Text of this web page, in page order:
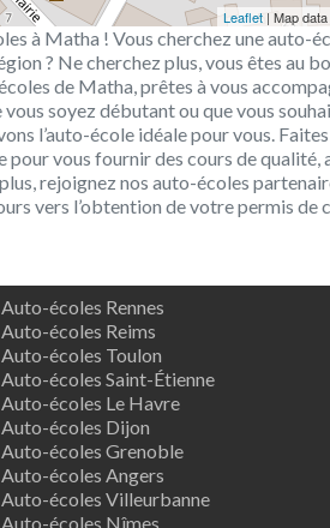
Leaflet | Map
à Matha ! Vous cherchez une auto-
? Ne cherchez plus, vous êtes au
de Matha, prêtes à vous
soyez débutant ou que vous
l’auto-école idéale pour vous.
pour vous fournir des cours de
rejoignez nos auto-écoles
vers l’obtention de votre permis de
Auto-écoles Rennes
Auto-écoles Reims
Auto-écoles Toulon
Auto-écoles Saint-Étienne
Auto-écoles Le Havre
Auto-écoles Dijon
Auto-écoles Grenoble
Auto-écoles Angers
Auto-écoles Villeurbanne
Auto-écoles Nîmes